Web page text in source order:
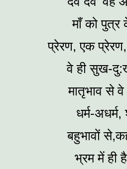
माँ को पुत्र
प्रेरण, एक
वे ही सुख-
मातृभाव से
धर्म-
बहुभावों
भ्रम में ही